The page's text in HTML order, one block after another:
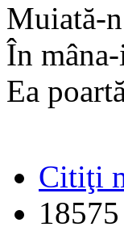
Muiată-
În
Ea
Citiţi